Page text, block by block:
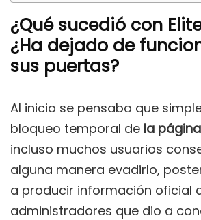
¿Qué sucedió con
¿Ha dejado de
sus puertas?
Al inicio se pensaba que
bloqueo temporal de la
incluso muchos usuarios
alguna manera evadirlo,
a producir información oficial
administradores que dio a